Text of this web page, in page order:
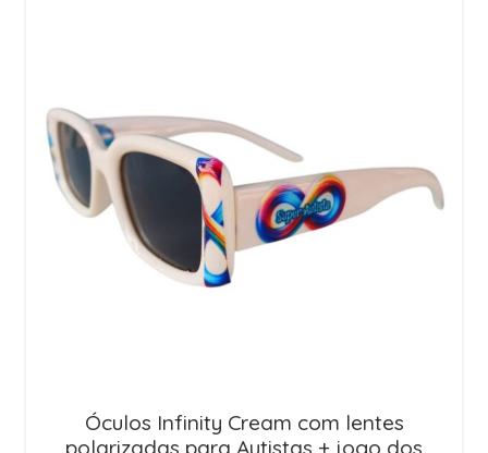
Óculos Infinity Cream com lentes
polarizadas para Autistas + jogo dos